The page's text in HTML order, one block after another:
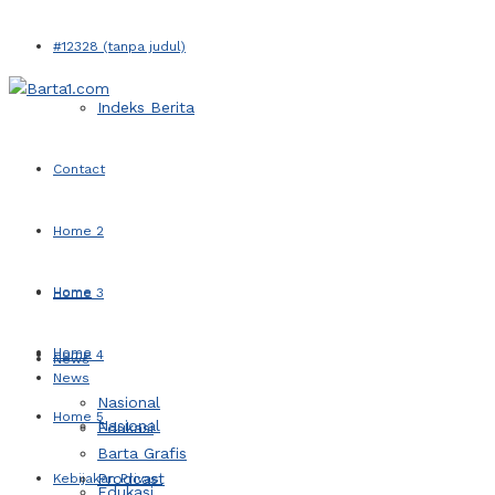
#12328 (tanpa judul)
Indeks Berita
Contact
Home 2
Home 3
Home 4
Home 5
Kebijakan Privasi
Home
News
Nasional
Home
News
Nasional
Edukasi
Barta Grafis
Prodcast